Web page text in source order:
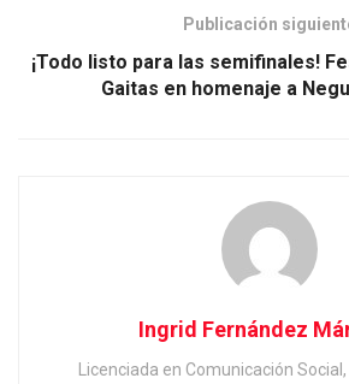
Publicación
¡Todo listo para las semifinales!
Gaitas en homenaje a
Ingrid Fernández
Licenciada en Comunicación